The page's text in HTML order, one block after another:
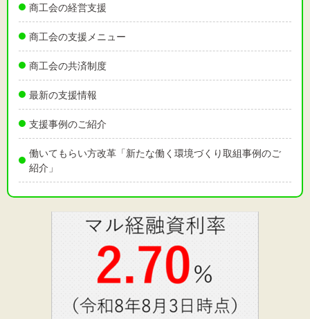
商工会の経営支援
商工会の支援メニュー
商工会の共済制度
最新の支援情報
支援事例のご紹介
働いてもらい方改革「新たな働く環境づくり取組事例のご
紹介」